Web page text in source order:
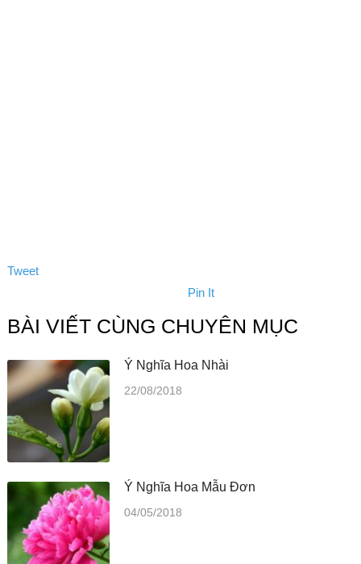
Tweet
Pin It
BÀI VIẾT CÙNG CHUYÊN MỤC
Ý Nghĩa Hoa Nhài
22/08/2018
Ý Nghĩa Hoa Mẫu Đơn
04/05/2018